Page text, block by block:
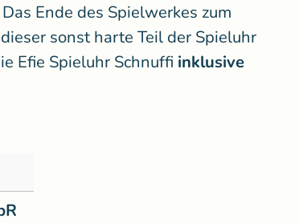
Ende des Spielwerkes zum
sonst harte Teil der Spieluhr
Efie Spieluhr Schnuffi inklusive